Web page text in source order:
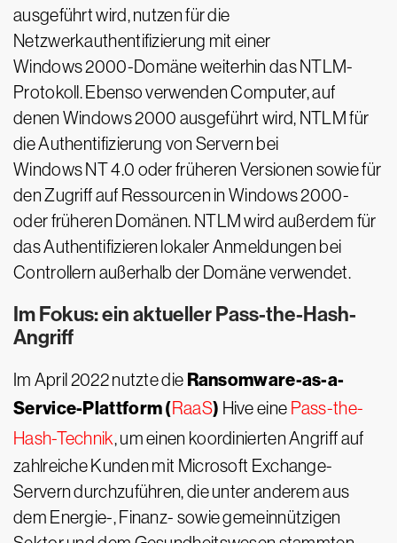
ausgeführt wird, nutzen für die
Netzwerkauthentifizierung mit einer
Windows 2000-Domäne weiterhin das NTLM-
Protokoll. Ebenso verwenden Computer, auf
denen Windows 2000 ausgeführt wird, NTLM für
die Authentifizierung von Servern bei
Windows NT 4.0 oder früheren Versionen sowie für
den Zugriff auf Ressourcen in Windows 2000-
oder früheren Domänen. NTLM wird außerdem für
das Authentifizieren lokaler Anmeldungen bei
Controllern außerhalb der Domäne verwendet.
Im Fokus: ein aktueller Pass-the-Hash-
Angriff
Im April 2022 nutzte die Ransomware-as-a-
Service-Plattform (RaaS) Hive eine Pass-the-
Hash-Technik, um einen koordinierten Angriff auf
zahlreiche Kunden mit Microsoft Exchange-
Servern durchzuführen, die unter anderem aus
dem Energie-, Finanz- sowie gemeinnützigen